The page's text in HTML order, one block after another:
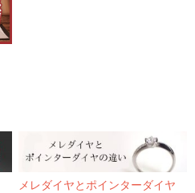
メレダイヤとポインターダイヤ